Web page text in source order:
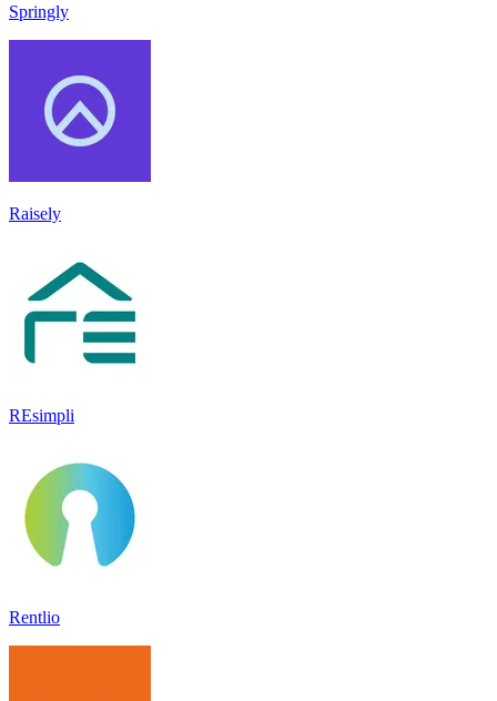
Springly
Raisely
REsimpli
Rentlio